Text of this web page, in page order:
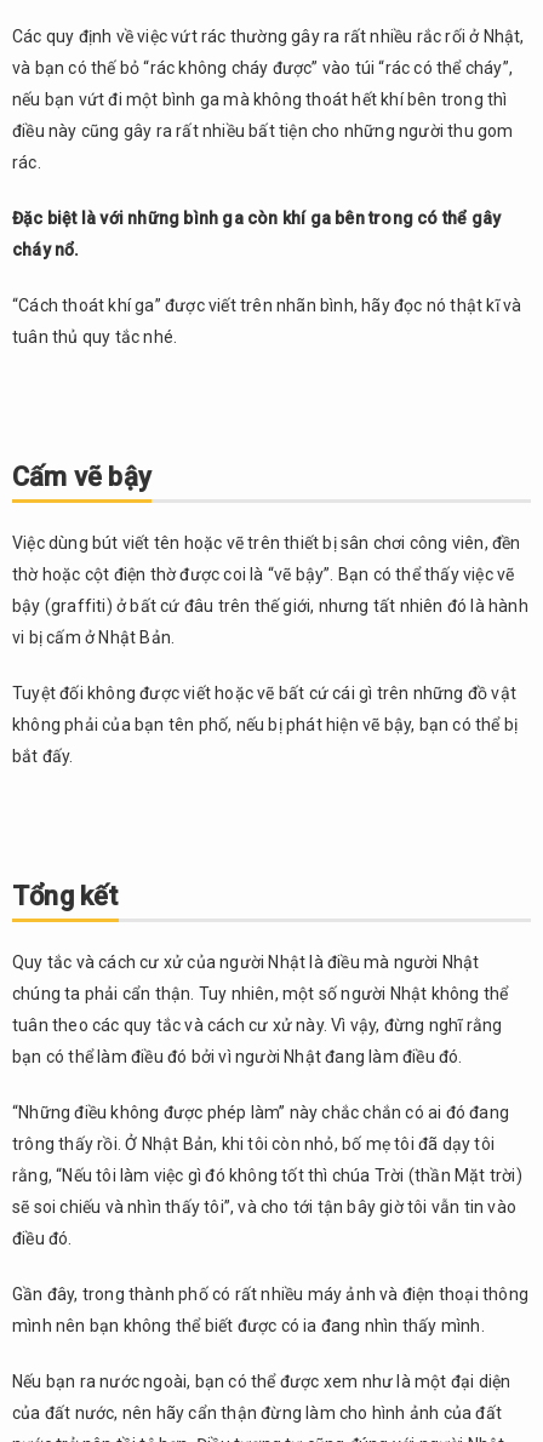
Các quy định về việc vứt rác thường gây ra rất nhiều rắc rối ở Nhật,
và bạn có thế bỏ “rác không cháy được” vào túi “rác có thể cháy”,
nếu bạn vứt đi một bình ga mà không thoát hết khí bên trong thì
điều này cũng gây ra rất nhiều bất tiện cho những người thu gom
rác.
Đặc biệt là với những bình ga còn khí ga bên trong có thể gây
cháy nổ.
“Cách thoát khí ga” được viết trên nhãn bình, hãy đọc nó thật kĩ và
tuân thủ quy tắc nhé.
Cấm vẽ bậy
Việc dùng bút viết tên hoặc vẽ trên thiết bị sân chơi công viên, đền
thờ hoặc cột điện thờ được coi là “vẽ bậy”. Bạn có thể thấy việc vẽ
bậy (graffiti) ở bất cứ đâu trên thế giới, nhưng tất nhiên đó là hành
vi bị cấm ở Nhật Bản.
Tuyệt đối không được viết hoặc vẽ bất cứ cái gì trên những đồ vật
không phải của bạn tên phố, nếu bị phát hiện vẽ bậy, bạn có thể bị
bắt đấy.
Tổng kết
Quy tắc và cách cư xử của người Nhật là điều mà người Nhật
chúng ta phải cẩn thận. Tuy nhiên, một số người Nhật không thể
tuân theo các quy tắc và cách cư xử này. Vì vậy, đừng nghĩ rằng
bạn có thể làm điều đó bởi vì người Nhật đang làm điều đó.
“Những điều không được phép làm” này chắc chắn có ai đó đang
trông thấy rồi. Ở Nhật Bản, khi tôi còn nhỏ, bố mẹ tôi đã dạy tôi
rằng, “Nếu tôi làm việc gì đó không tốt thì chúa Trời (thần Mặt trời)
sẽ soi chiếu và nhìn thấy tôi”, và cho tới tận bây giờ tôi vẫn tin vào
điều đó.
Gần đây, trong thành phố có rất nhiều máy ảnh và điện thoại thông
mình nên bạn không thể biết được có ia đang nhìn thấy mình.
Nếu bạn ra nước ngoài, bạn có thể được xem như là một đại diện
của đất nước, nên hãy cẩn thận đừng làm cho hình ảnh của đất